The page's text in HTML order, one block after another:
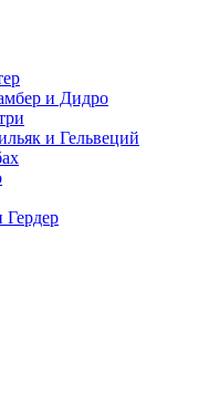
и Дидро
и Гельвеций
Гердер